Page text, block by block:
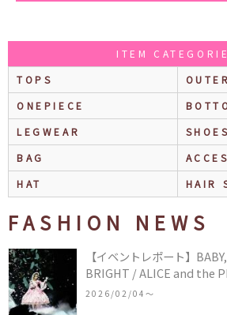
ITEM
TOPS
OUTER
ONEPIECE
LEGWEAR
SHOES
BAG
HAT
HAIR
FASHION NEWS
【イベントレポート】
BRIGHT / ALICE and the
COLLECTION in TOKYO
2026/02/04〜